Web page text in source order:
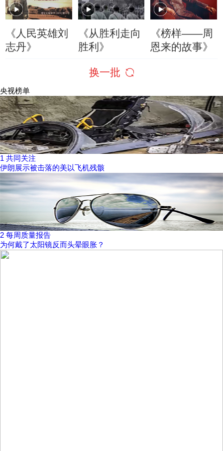
《人民英雄刘
志丹》
《从胜利走向
胜利》
《榜样——周
恩来的故事》
换一批
央视榜单
1 共同关注
伊朗展示被击落的美以飞机残骸
2 每周质量报告
为何戴了太阳镜反而头晕眼胀？